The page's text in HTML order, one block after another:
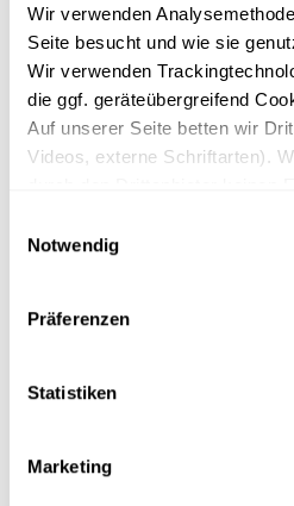
Wir verwenden
Seite besucht und wie sie
Wir verwenden
die ggf. geräteübergreifend
Auf unserer Seite betten wir
Videos, externe Schriftarten).
mit Wirkung für die Zukunft
Notwendig
Präferenzen
Statistiken
Marketing
Informationen
KINDER